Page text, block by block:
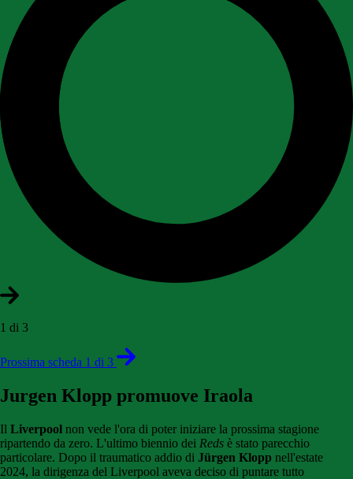
1 di 3
Prossima scheda 1 di 3
Jurgen Klopp promuove Iraola
Il Liverpool non vede l'ora di poter iniziare la prossima stagione
ripartendo da zero. L'ultimo biennio dei Reds è stato parecchio
particolare. Dopo il traumatico addio di Jürgen Klopp nell'estate
2024, la dirigenza del Liverpool aveva deciso di puntare tutto